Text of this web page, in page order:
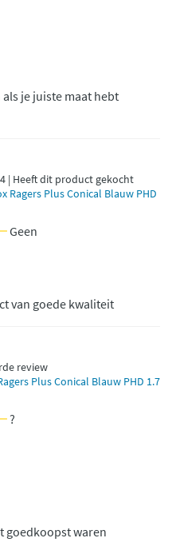
je juiste maat hebt
| Heeft dit product gekocht
Ragers Plus Conical Blauw PHD
Geen
van goede kwaliteit
review
Plus Conical Blauw PHD 1.7
?
goedkoopst waren